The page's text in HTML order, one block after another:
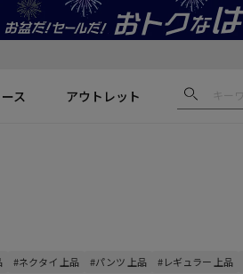
ス アウトレット
#ネクタイ 上品 #パンツ 上品 #レギュラー 上品